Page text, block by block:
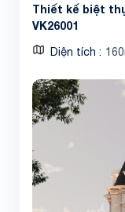
Thiết kế biệt
VK26001
Diện tích